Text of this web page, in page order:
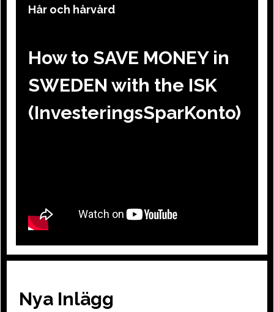
Hår och hårvård
How to SAVE MONEY in
SWEDEN with the ISK
(InvesteringsSparKonto)
Nya Inlägg